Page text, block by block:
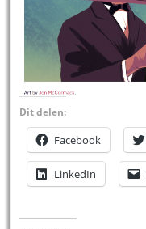
Dit delen:
Facebook
LinkedIn